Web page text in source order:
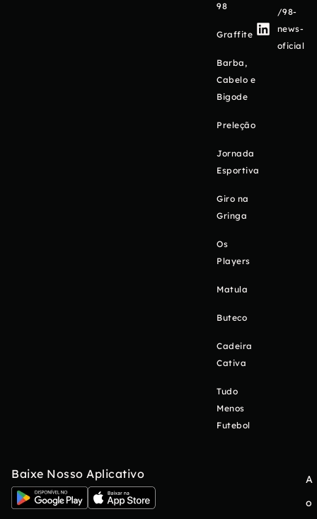
98
Graffite
Barba,
Cabelo e
Bigode
Preleção
Jornada
Esportiva
Giro na
Gringa
Os
Players
Matula
Buteco
Cadeira
Cativa
Tudo
Menos
Futebol
/98-
news-
oficial
Baixe Nosso Aplicativo
A
o